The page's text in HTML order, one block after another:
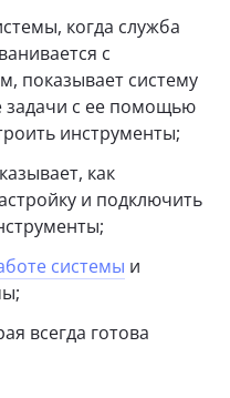
когда служба
с
показывает систему
задачи с ее помощью
инструменты;
как
и подключить
системы и
всегда готова